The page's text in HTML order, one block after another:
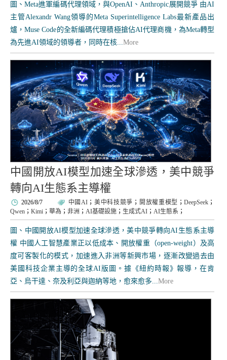
圖、Meta進軍編碼代理領域，與OpenAI、Anthropic展開競爭 由AI
主管Alexandr Wang領導的Meta Superintelligence Labs最新產品出
爐，Muse Code的全新編碼代理積極搶佔AI代理商機，為Meta轉型
為先進AI領域的領導者，同時在核...More
中國開放AI模型加速全球滲透，美中競爭
轉向AI生態系主導權
2026/8/7 中國AI ； 美中科技競爭 ； 開放權重模型 ；DeepSeek ；
Qwen ； Kimi ； 華為 ； 非洲 ； AI基礎設施 ； 生成式AI ； AI生態系 ；
圖、中國開放AI模型加速全球滲透，美中競爭轉向AI生態系主導
權 中國人工智慧產業正以低成本、開放權重（open-weight）及高
度可客製化的模式，加速進入非洲等新興市場，逐漸改變過去由
美國科技企業主導的全球AI版圖。據《紐約時報》報導，在肯
亞、烏干達、奈及利亞與迦納等地，愈來愈多...More